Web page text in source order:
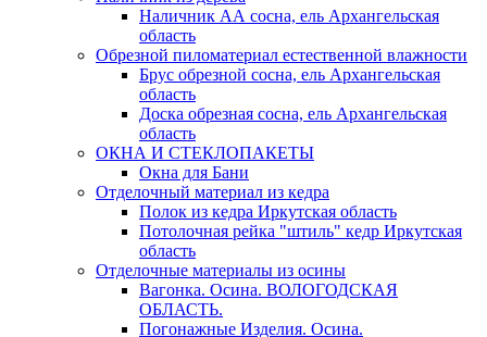
Наличник АА сосна, ель Архангельская
область
Обрезной пиломатериал естественной влажности
Брус обрезной сосна, ель Архангельская
область
Доска обрезная сосна, ель Архангельская
область
ОКНА И СТЕКЛОПАКЕТЫ
Окна для Бани
Отделочный материал из кедра
Полок из кедра Иркутская область
Потолочная рейка "штиль" кедр Иркутская
область
Отделочные материалы из осины
Вагонка. Осина. ВОЛОГОДСКАЯ
ОБЛАСТЬ.
Погонажные Изделия. Осина.